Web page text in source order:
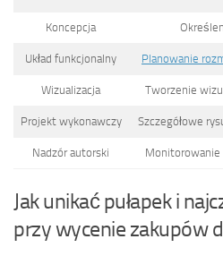
Koncepcja
Układ funkcjonalny Planowanie
Wizualizacja Tworzenie
Projekt wykonawczy Szczegółowe
Nadzór autorski Monitorowanie
Jak unikać pułapek i
przy wycenie zakupów